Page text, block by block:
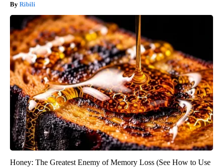
Ribili
Honey: The Greatest Enemy of Memory Loss (See How to Use